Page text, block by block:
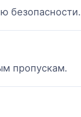
безопасности.
пропускам.